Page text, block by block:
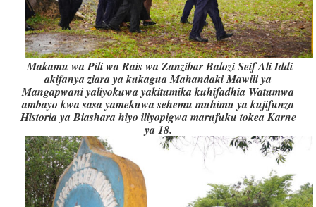
Makamu wa Pili wa Rais wa Zanzibar Balozi Seif Ali Iddi
akifanya ziara ya kukagua Mahandaki Mawili ya
Mangapwani yaliyokuwa yakitumika kuhifadhia Watumwa
ambayo kwa sasa yamekuwa sehemu muhimu ya kujifunza
Historia ya Biashara hiyo iliyopigwa marufuku tokea Karne
ya 18.